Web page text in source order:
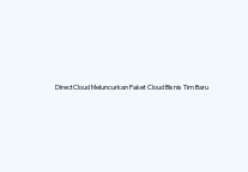
DirectCloud Meluncurkan Paket Cloud Bisnis Tim Baru